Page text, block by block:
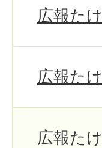
広報た
広報た
広報た